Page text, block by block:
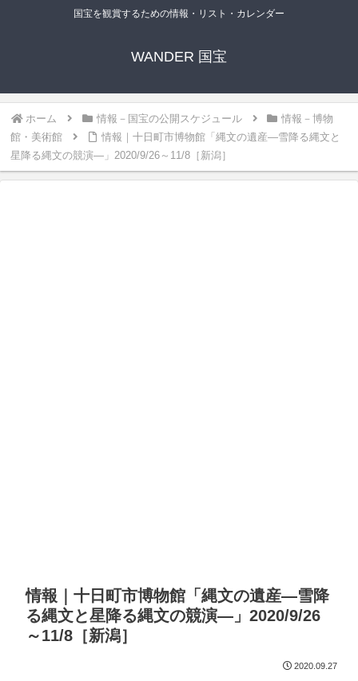
国宝を観賞するための情報・リスト・カレンダー
WANDER 国宝
ホーム 情報－国宝の公開スケジュール
情報－博物
館・美術館
情報｜十日町市博物館「縄文の遺産―雪降る縄文と
星降る縄文の競演―」2020/9/26～11/8［新潟］
情報｜十日町市博物館「縄文の遺産―雪降
る縄文と星降る縄文の競演―」2020/9/26
～11/8［新潟］
2020.09.27